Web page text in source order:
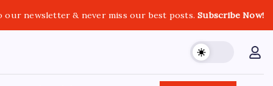
our newsletter & never miss our best posts.Subscribe Now!